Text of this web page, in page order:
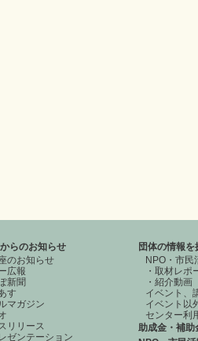
らのお知らせ
のお知らせ
広報
新聞
す
マガジン
リリース
ゼンテーション
団体の情報を
NPO・市民
・取材レポ
・紹介動画
イベント、
イベント以
センター利
助成金・補助